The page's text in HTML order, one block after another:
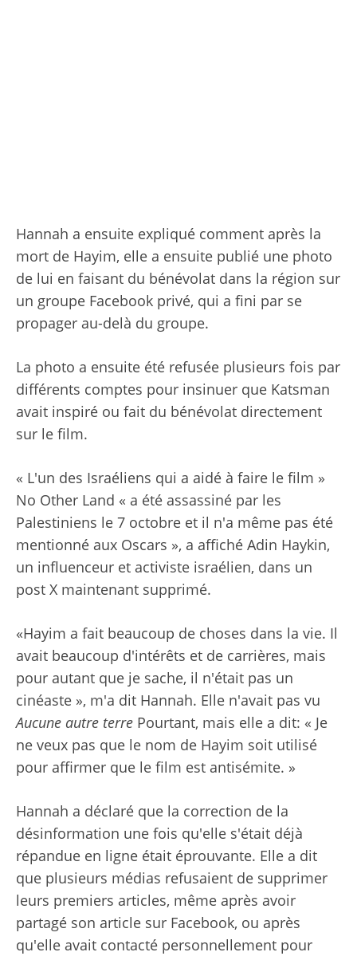
Hannah a ensuite expliqué comment après la
mort de Hayim, elle a ensuite publié une photo
de lui en faisant du bénévolat dans la région sur
un groupe Facebook privé, qui a fini par se
propager au-delà du groupe.
La photo a ensuite été refusée plusieurs fois par
différents comptes pour insinuer que Katsman
avait inspiré ou fait du bénévolat directement
sur le film.
« L'un des Israéliens qui a aidé à faire le film »
No Other Land « a été assassiné par les
Palestiniens le 7 octobre et il n'a même pas été
mentionné aux Oscars », a affiché Adin Haykin,
un influenceur et activiste israélien, dans un
post X maintenant supprimé.
«Hayim a fait beaucoup de choses dans la vie. Il
avait beaucoup d'intérêts et de carrières, mais
pour autant que je sache, il n'était pas un
cinéaste », m'a dit Hannah. Elle n'avait pas vu
Aucune autre terre Pourtant, mais elle a dit: « Je
ne veux pas que le nom de Hayim soit utilisé
pour affirmer que le film est antisémite. »
Hannah a déclaré que la correction de la
désinformation une fois qu'elle s'était déjà
répandue en ligne était éprouvante. Elle a dit
que plusieurs médias refusaient de supprimer
leurs premiers articles, même après avoir
partagé son article sur Facebook, ou après
qu'elle avait contacté personnellement pour